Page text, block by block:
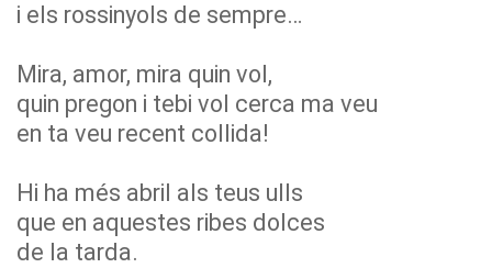
i els rossinyols de sempre…
Mira, amor, mira quin vol,
quin pregon i tebi vol cerca ma veu
en ta veu recent collida!
Hi ha més abril als teus ulls
que en aquestes ribes dolces
de la tarda.